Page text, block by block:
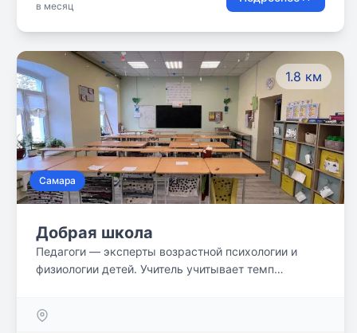
в месяц
1.8 км
Самара
Добрая школа
Педагоги — эксперты возрастной психологии и
физиологии детей. Учитель учитывает темп
заданий. Помогает строить отношения с детьми и